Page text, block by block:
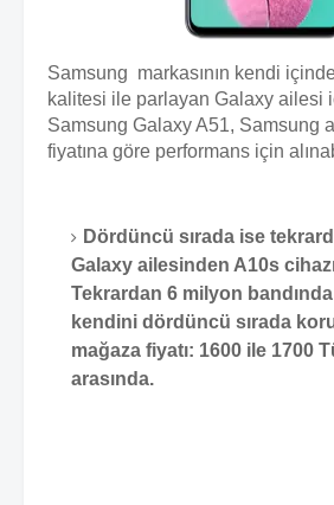
Samsung markasının kendi
kalitesi ile parlayan Galaxy ailesi
Samsung Galaxy A51, Samsung
fiyatına göre performans için
Dördüncü sırada ise
Galaxy ailesinden A10s
Tekrardan 6 milyon
kendini dördüncü sırada
mağaza fiyatı: 1600 ile 1700
arasında.